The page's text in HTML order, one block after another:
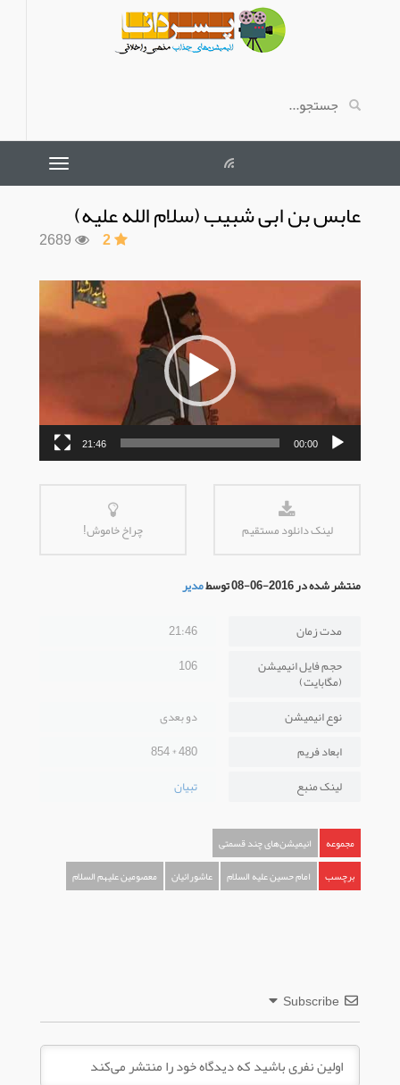
عابس بن ابی شبیب (سلام الله علیه)
2689 2
نمایشگر
00:00
21:46
لینک دانلود مستقیم چراخ خاموش!
منتشر شده در 2016-06-08 توسط
مدیر
مدت زمان
21:46
حجم فایل انیمیشن
(مگابایت)
106
نوع انیمیشن
دو بعدی
ابعاد فریم
480 * 854
لینک منبع
تبیان
مجموعه
انیمیشن‌های چند قسمتی
برچسب
امام حسین علیه السلام عاشورائیان معصومین علیهم السلام
Subscribe